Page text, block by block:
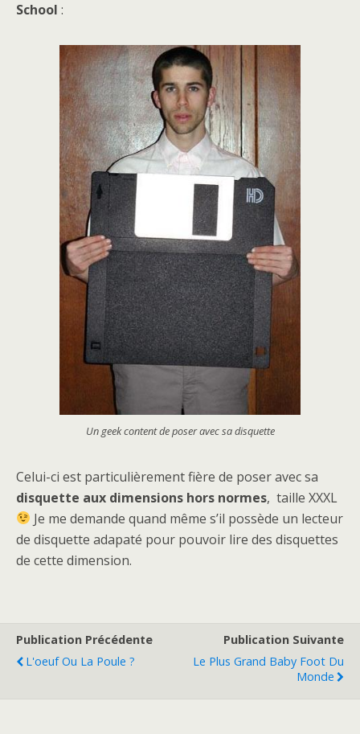
School :
Un geek content de poser avec sa disquette
Celui-ci est particulièrement fière de poser avec sa
disquette aux dimensions hors normes, taille XXXL
Je me demande quand même s’il possède un lecteur
de disquette adapaté pour pouvoir lire des disquettes
de cette dimension.
Publication Précédente
L'oeuf Ou La Poule ?
Publication Suivante
Le Plus Grand Baby Foot Du
Monde